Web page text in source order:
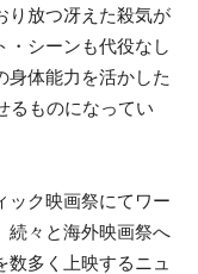
り放つ冴えた殺気が
・シーンも代役なし
身体能力を活かした
るものになってい
ック映画祭にてワー
続々と海外映画祭へ
多く上映するニュ